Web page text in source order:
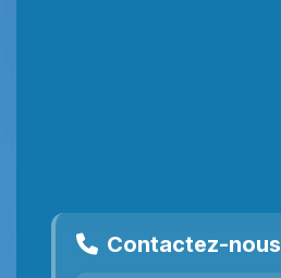
Contactez-nous